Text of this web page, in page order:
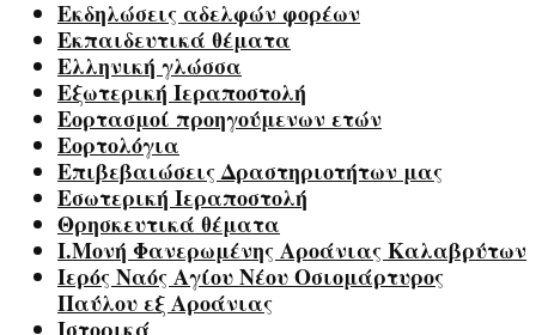
Εκδηλώσεις αδελφών φορέων
Εκπαιδευτικά θέματα
Ελληνική γλώσσα
Εξωτερική Ιεραποστολή
Εορτασμοί προηγούμενων ετών
Εορτολόγια
Επιβεβαιώσεις Δραστηριοτήτων μας
Εσωτερική Ιεραποστολή
Θρησκευτικά θέματα
Ι.Μονή Φανερωμένης Αροάνιας Καλαβρύτων
Ιερός Ναός Αγίου Νέου Οσιομάρτυρος
Παύλου εξ Αροάνιας